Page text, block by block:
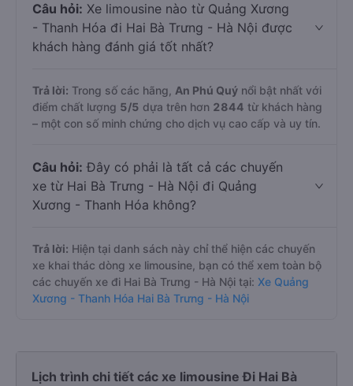
Câu hỏi: Xe limousine nào từ Quảng Xương
- Thanh Hóa đi Hai Bà Trưng - Hà Nội được
khách hàng đánh giá tốt nhất?
Trả lời: Trong số các hãng, An Phú Quý nổi bật nhất với
điểm chất lượng 5/5 dựa trên hơn 2844 từ khách hàng
– một con số minh chứng cho dịch vụ cao cấp và uy tín.
Câu hỏi: Đây có phải là tất cả các chuyến
xe từ Hai Bà Trưng - Hà Nội đi Quảng
Xương - Thanh Hóa không?
Trả lời: Hiện tại danh sách này chỉ thể hiện các chuyến
xe khai thác dòng xe limousine, bạn có thể xem toàn bộ
các chuyến xe đi Hai Bà Trưng - Hà Nội tại: Xe Quảng
Xương - Thanh Hóa Hai Bà Trưng - Hà Nội
Lịch trình chi tiết các xe limousine Đi Hai Bà